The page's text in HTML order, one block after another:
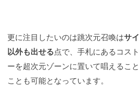
更に注目したいのは跳次元召喚はサ
以外も出せる点で、手札にあるコス
ーを超次元ゾーンに置いて唱えるこ
ことも可能となっています。